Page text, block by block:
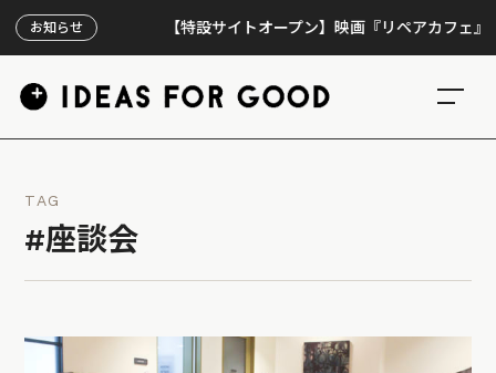
お知らせ 【特設サイトオープン】映画『リペアカフェ』、上
TAG
#座談会